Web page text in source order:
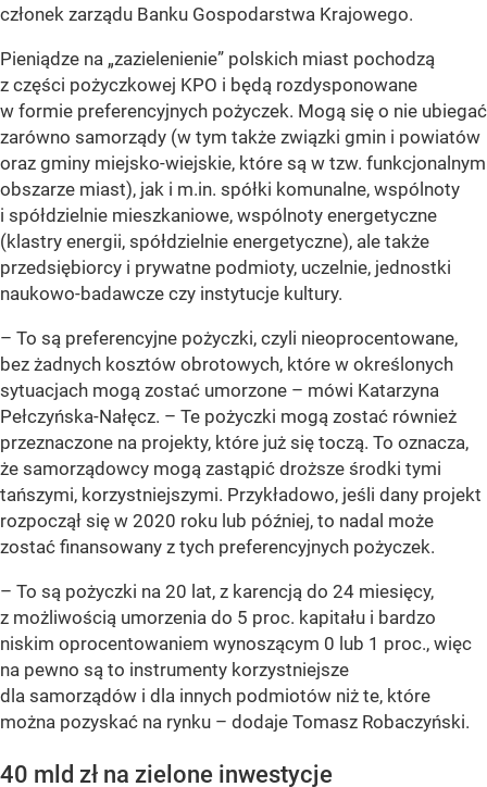
członek zarządu Banku Gospodarstwa Krajowego.
Pieniądze na „zazielenienie” polskich miast pochodzą
z części pożyczkowej KPO i będą rozdysponowane
w formie preferencyjnych pożyczek. Mogą się o nie ubiegać
zarówno samorządy (w tym także związki gmin i powiatów
oraz gminy miejsko-wiejskie, które są w tzw. funkcjonalnym
obszarze miast), jak i m.in. spółki komunalne, wspólnoty
i spółdzielnie mieszkaniowe, wspólnoty energetyczne
(klastry energii, spółdzielnie energetyczne), ale także
przedsiębiorcy i prywatne podmioty, uczelnie, jednostki
naukowo-badawcze czy instytucje kultury.
– To są preferencyjne pożyczki, czyli nieoprocentowane,
bez żadnych kosztów obrotowych, które w określonych
sytuacjach mogą zostać umorzone – mówi Katarzyna
Pełczyńska-Nałęcz. – Te pożyczki mogą zostać również
przeznaczone na projekty, które już się toczą. To oznacza,
że samorządowcy mogą zastąpić droższe środki tymi
tańszymi, korzystniejszymi. Przykładowo, jeśli dany projekt
rozpoczął się w 2020 roku lub później, to nadal może
zostać finansowany z tych preferencyjnych pożyczek.
– To są pożyczki na 20 lat, z karencją do 24 miesięcy,
z możliwością umorzenia do 5 proc. kapitału i bardzo
niskim oprocentowaniem wynoszącym 0 lub 1 proc., więc
na pewno są to instrumenty korzystniejsze
dla samorządów i dla innych podmiotów niż te, które
można pozyskać na rynku – dodaje Tomasz Robaczyński.
40 mld zł na zielone inwestycje